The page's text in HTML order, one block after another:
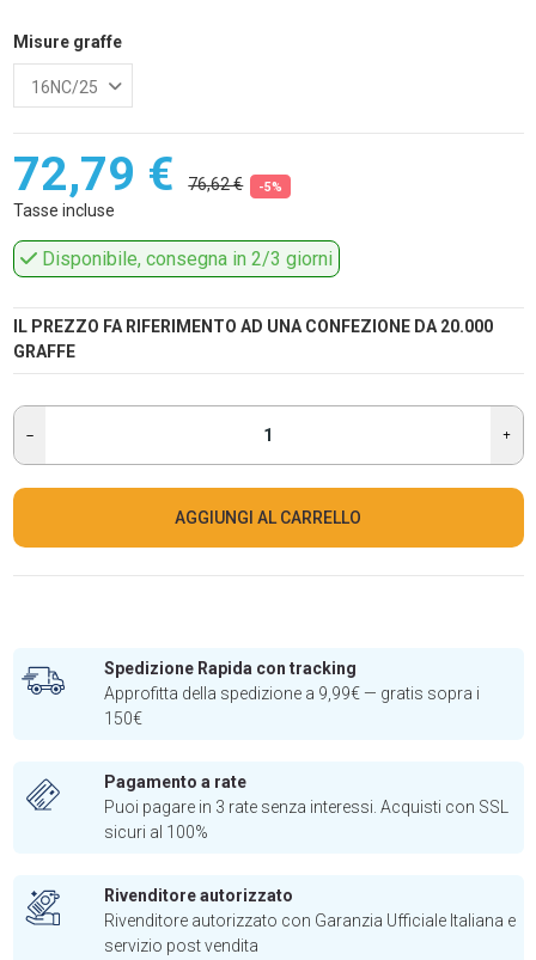
Misure graffe
72,79 € 76,62 € -5%
Tasse incluse
Disponibile, consegna in 2/3 giorni
IL PREZZO FA RIFERIMENTO AD UNA CONFEZIONE DA 20.000
GRAFFE
AGGIUNGI AL CARRELLO
Spedizione Rapida con tracking
Approfitta della spedizione a 9,99€ — gratis sopra i
150€
Pagamento a rate
Puoi pagare in 3 rate senza interessi. Acquisti con SSL
sicuri al 100%
Rivenditore autorizzato
Rivenditore autorizzato con Garanzia Ufficiale Italiana e
servizio post vendita